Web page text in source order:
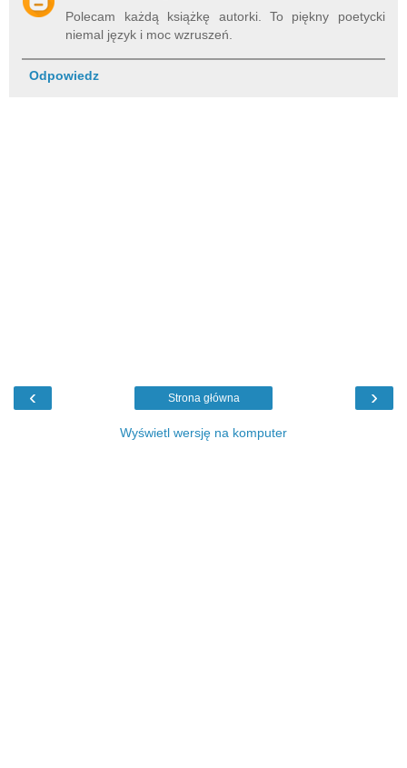
Polecam każdą książkę autorki. To piękny poetycki
niemal język i moc wzruszeń.
Odpowiedz
‹ ›
Strona główna
Wyświetl wersję na komputer